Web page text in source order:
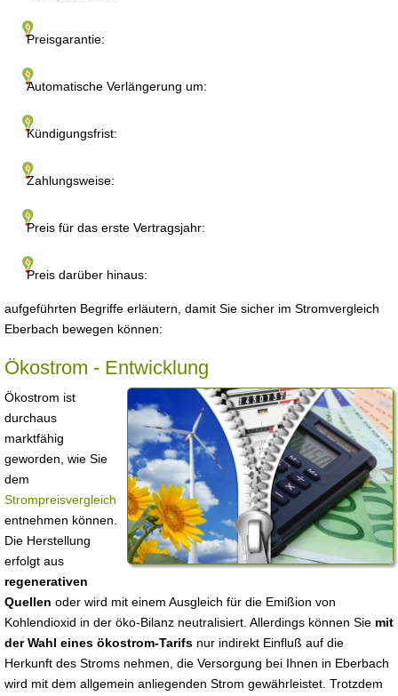
Preisgarantie:
Automatische Verlängerung um:
Kündigungsfrist:
Zahlungsweise:
Preis für das erste Vertragsjahr:
Preis darüber hinaus:
aufgeführten Begriffe erläutern, damit Sie sicher im Stromvergleich
Eberbach bewegen können:
Ökostrom - Entwicklung
Ökostrom ist
durchaus
marktfähig
geworden, wie Sie
dem
Strompreisvergleich
entnehmen können.
Die Herstellung
erfolgt aus
regenerativen
Quellen oder wird mit einem Ausgleich für die Emißion von
Kohlendioxid in der öko-Bilanz neutralisiert. Allerdings können Sie mit
der Wahl eines ökostrom-Tarifs nur indirekt Einfluß auf die
Herkunft des Stroms nehmen, die Versorgung bei Ihnen in Eberbach
wird mit dem allgemein anliegenden Strom gewährleistet. Trotzdem